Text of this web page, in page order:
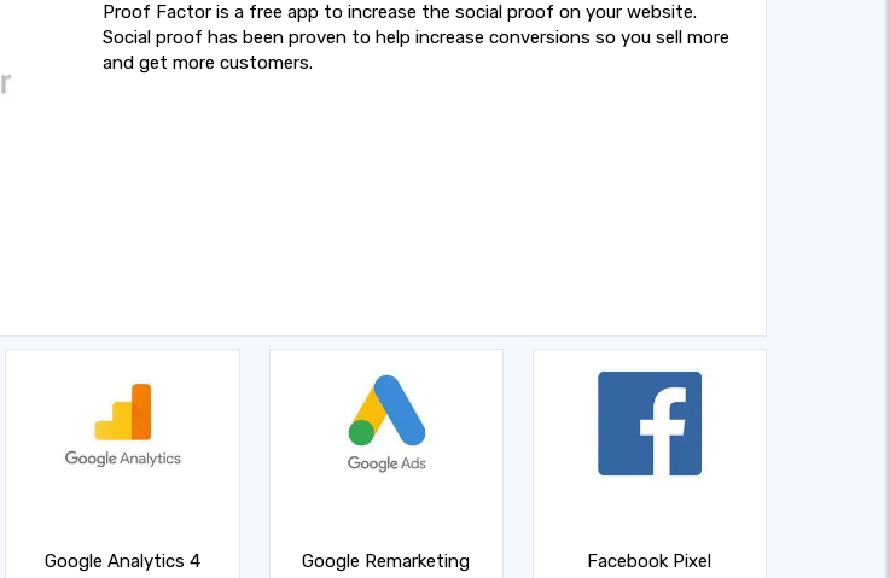
Proof Factor is a free app to increase the social proof on your website.
Social proof has been proven to help increase conversions so you sell more
and get more customers.
Google Analytics 4
Google Remarketing
Facebook Pixel